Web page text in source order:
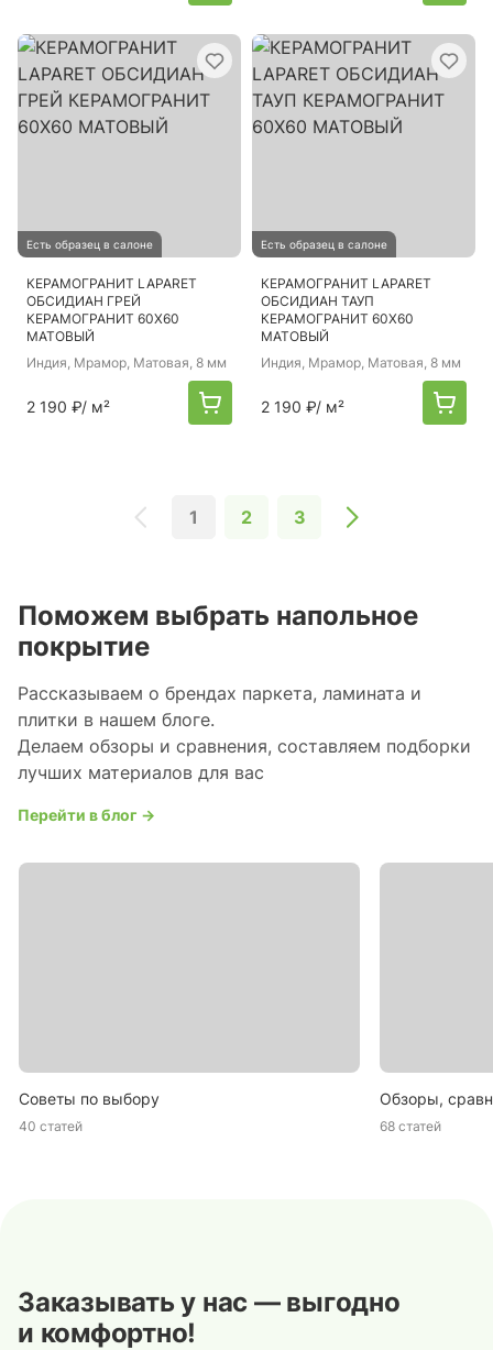
Есть образец в салоне
КЕРАМОГРАНИТ LAPARET
ОБСИДИАН ГРЕЙ
КЕРАМОГРАНИТ 60Х60
МАТОВЫЙ
Индия, Мрамор, Матовая, 8 мм
2 190 ₽/ м²
Есть образец в салоне
КЕРАМОГРАНИТ LAPARET
ОБСИДИАН ТАУП
КЕРАМОГРАНИТ 60Х60
МАТОВЫЙ
Индия, Мрамор, Матовая, 8 мм
2 190 ₽/ м²
1 2 3
Поможем выбрать напольное
покрытие
Рассказываем о брендах паркета, ламината и
плитки в нашем блоге.
Делаем обзоры и сравнения, составляем подборки
лучших материалов для вас
Перейти в блог →
Советы по выбору
40 статей
Обзоры,
68 статей
Заказывать у нас — выгодно
и комфортно!